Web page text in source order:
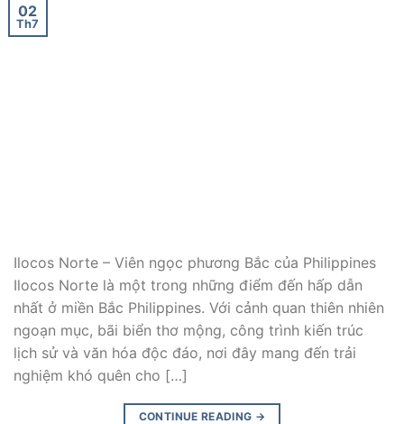
02
Th7
Ilocos Norte – Viên ngọc phương Bắc của Philippines
Ilocos Norte là một trong những điểm đến hấp dẫn
nhất ở miền Bắc Philippines. Với cảnh quan thiên nhiên
ngoạn mục, bãi biển thơ mộng, công trình kiến trúc
lịch sử và văn hóa độc đáo, nơi đây mang đến trải
nghiệm khó quên cho […]
CONTINUE READING →